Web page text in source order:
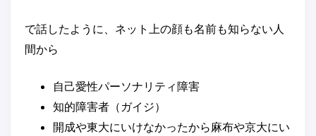
で話したように、ネット上の顔も名前も知らない人
間から
自己愛性パーソナリティ障害
知的障害者（ガイジ）
開成や東大にいけなかったから麻布や京大にい